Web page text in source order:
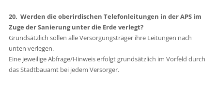
20. Werden die oberirdischen Telefonleitungen in der APS im
Zuge der Sanierung unter die Erde verlegt?
Grundsätzlich sollen alle Versorgungsträger ihre Leitungen nach
unten verlegen.
Eine jeweilige Abfrage/Hinweis erfolgt grundsätzlich im Vorfeld durch
das Stadtbauamt bei jedem Versorger.